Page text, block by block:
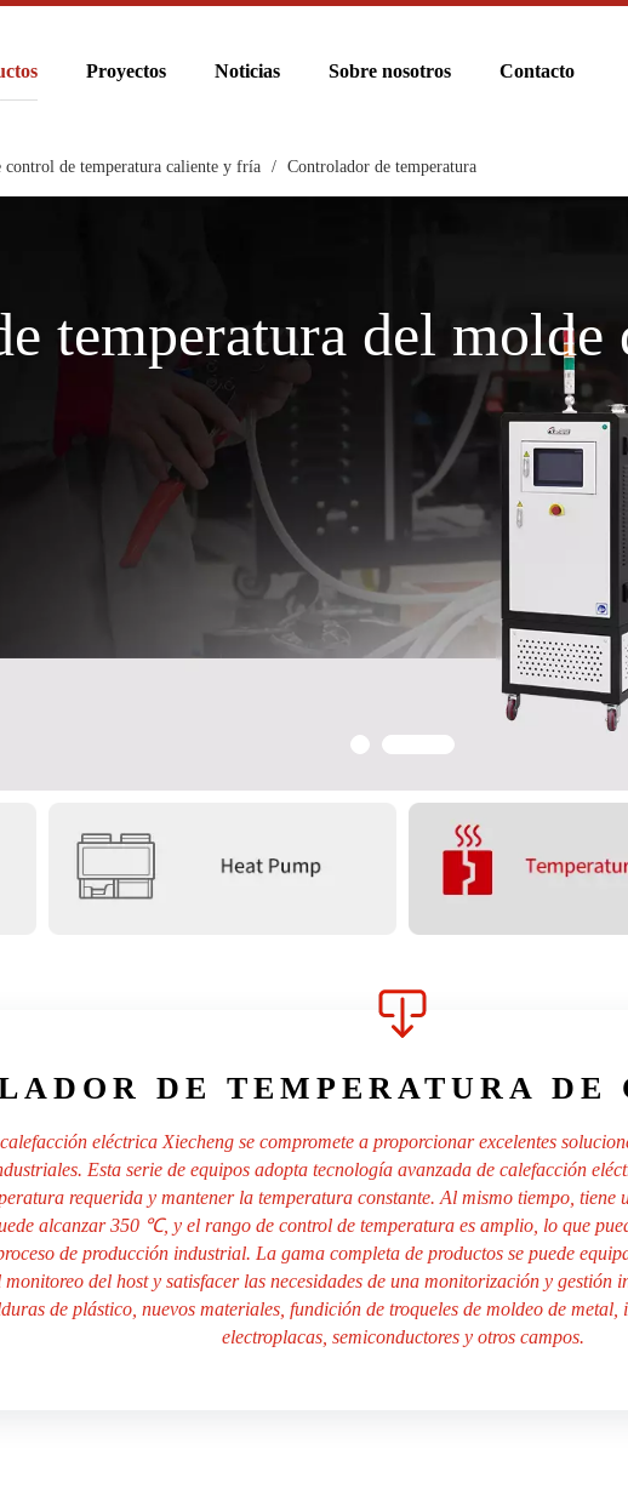
Proyectos Noticias Sobre nosotros Contacto
de temperatura caliente y fría / Controlador de temperatura
temperatura del
DE TEMPERATURA DE
eléctrica Xiecheng se compromete a proporcionar excelentes
Esta serie de equipos adopta tecnología avanzada de calefacción
requerida y mantener la temperatura constante. Al mismo tiempo,
alcanzar 350 ℃, y el rango de control de temperatura es amplio, lo que
de producción industrial. La gama completa de productos se puede
del host y satisfacer las necesidades de una monitorización y gestión
de plástico, nuevos materiales, fundición de troqueles de moldeo de
electroplacas, semiconductores y otros campos.